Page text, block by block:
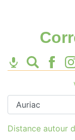
Distance autour